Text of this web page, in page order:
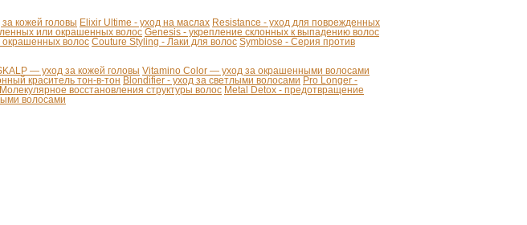
кожей головы Elixir Ultime - уход на маслах Resistance - уход для поврежденных
или окрашенных волос Genesis - укрепление склонных к выпадению волос
окрашенных волос Couture Styling - Лаки для волос Symbiose - Серия против
— уход за кожей головы Vitamino Color — уход за окрашенными волосами
краситель тон-в-тон Blondifier - уход за светлыми волосами Pro Longer -
восстановления структуры волос Metal Detox - предотвращение
волосами